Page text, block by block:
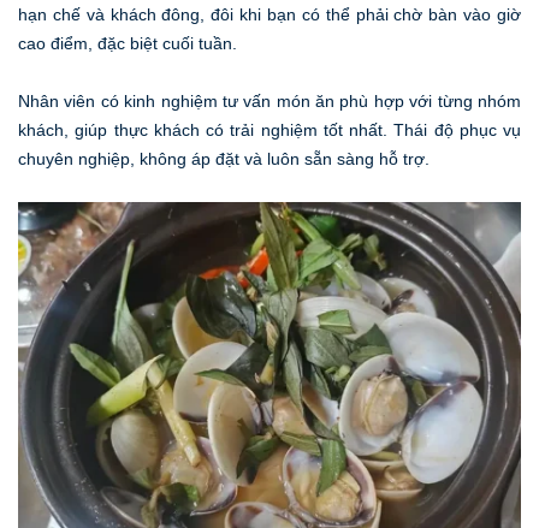
hạn chế và khách đông, đôi khi bạn có thể phải chờ bàn vào giờ
cao điểm, đặc biệt cuối tuần.
Nhân viên có kinh nghiệm tư vấn món ăn phù hợp với từng nhóm
khách, giúp thực khách có trải nghiệm tốt nhất. Thái độ phục vụ
chuyên nghiệp, không áp đặt và luôn sẵn sàng hỗ trợ.